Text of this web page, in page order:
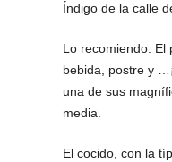
Índigo de la calle
Lo recomiendo. El
bebida, postre y
una de sus
media.
El cocido, con la